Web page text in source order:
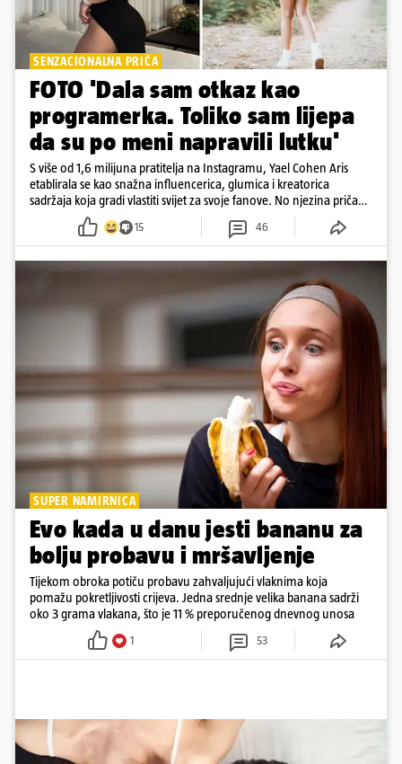
SENZACIONALNA PRIČA
FOTO 'Dala sam otkaz kao
programerka. Toliko sam lijepa
da su po meni napravili lutku'
S više od 1,6 milijuna pratitelja na Instagramu, Yael Cohen Aris
etablirala se kao snažna influencerica, glumica i kreatorica
sadržaja koja gradi vlastiti svijet za svoje fanove. No njezina priča
pokazuje da online slava dolazi i s neočekivanim izazovima
15 46
SUPER NAMIRNICA
Evo kada u danu jesti bananu za
bolju probavu i mršavljenje
Tijekom obroka potiču probavu zahvaljujući vlaknima koja
pomažu pokretljivosti crijeva. Jedna srednje velika banana sadrži
oko 3 grama vlakana, što je 11 % preporučenog dnevnog unosa
1 53